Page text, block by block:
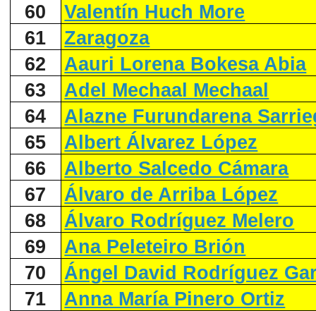
60
Valentín Huch More
61
Zaragoza
62
Aauri Lorena Bokesa Abia
63
Adel Mechaal Mechaal
64
Alazne Furundarena
65
Albert Álvarez López
66
Alberto Salcedo Cámara
67
Álvaro de Arriba López
68
Álvaro Rodríguez Melero
69
Ana Peleteiro Brión
70
Ángel David Rodríguez
71
Anna María Pinero Ortiz